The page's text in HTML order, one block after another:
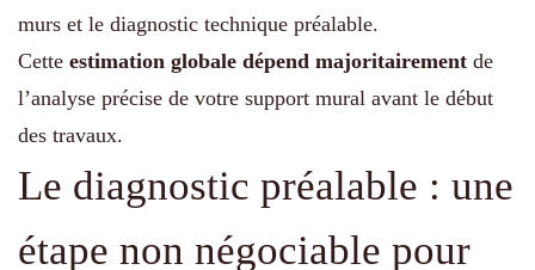
murs et le diagnostic technique préalable.
Cette estimation globale dépend majoritairement de
l’analyse précise de votre support mural avant le début
des travaux.
Le diagnostic préalable : une
étape non négociable pour